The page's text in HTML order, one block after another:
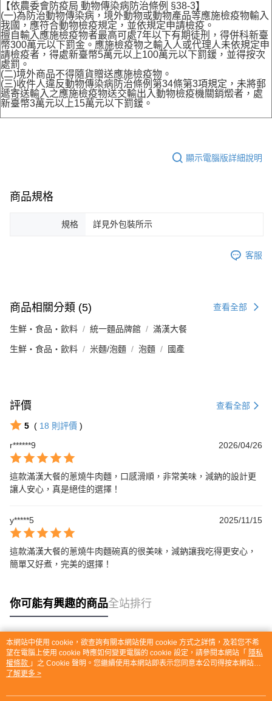
【依農委會防疫局 動物傳染病防治條例 §38-3】
(一)為防治動物傳染病，境外動物或動物產品等應施檢疫物輸入
我國，應符合動物檢疫規定，並依規定申請檢疫。
擅自輸入應施檢疫物者最高可處7年以下有期徒刑，得併科新臺
幣300萬元以下罰金。應施檢疫物之輸入人或代理人未依規定申
請檢疫者，得處新臺幣5萬元以上100萬元以下罰鍰，並得按次
處罰。
(二)境外商品不得隨貨贈送應施檢疫物。
(三)收件人違反動物傳染病防治條例第34條第3項規定，未將郵
遞寄送輸入之應施檢疫物送交輸出入動物檢疫機關銷燬者，處
新臺幣3萬元以上15萬元以下罰鍰。
顯示電腦版詳細說明
商品規格
規格 詳見外包裝所示
客服
商品相關分類 (5) 查看全部
生鮮・食品・飲料 統一麵品牌館 滿漢大餐
生鮮・食品・飲料 米麵/泡麵 泡麵 國產
評價 查看全部
5 ( 18 則評價 )
r******9
2026/04/26
這款滿漢大餐的蔥燒牛肉麵，口感滑順，非常美味，減鈉的設計更
讓人安心，真是絕佳的選擇！
y*****5 2025/11/15
這款滿漢大餐的蔥燒牛肉麵碗真的很美味，減鈉讓我吃得更安心，
簡單又好煮，完美的選擇！
你可能有興趣的商品全站排行
熱門標籤
本網站中使用 cookie，欲查詢有關本網站使用 cookie 方式之詳情，及若您不希
望在電腦上使用 cookie 時應如何變更電腦的 cookie 設定，請參閱本網站「 隱私
權條款 」之 Cookie 聲明。您繼續使用本網站即表示您同意本公司得按本網站使
用條款之 Cookie 聲明使用 cookie。
了解更多 >